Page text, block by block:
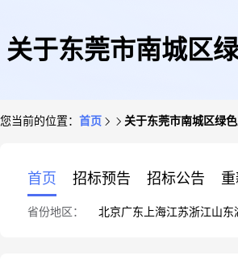
关于东莞市南城区
您当前的位置： 首页 关于东莞市南城区绿
首页 招标预告 招标公告
省份地区： 北京广东 上海江苏浙江山东